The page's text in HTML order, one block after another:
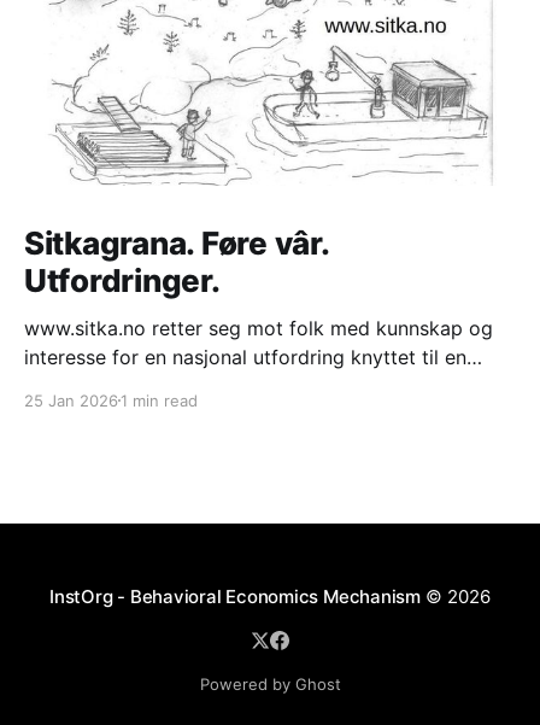
Sitkagrana. Føre vâr.
Utfordringer.
www.sitka.no retter seg mot folk med kunnskap og
interesse for en nasjonal utfordring knyttet til en
hastighet inn i kystlyng naturtype. Trykk på "Video" i
25 Jan 2026 1 min read
InstOrg - Behavioral Economics Mechanism © 2026
Powered by Ghost